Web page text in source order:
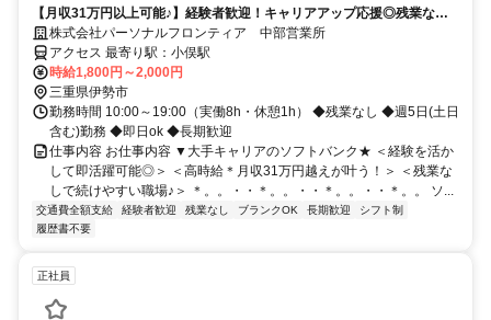
【月収31万円以上可能♪】経験者歓迎！キャリアアップ応援◎残業なし&
フルタイム！即日ok★
株式会社パーソナルフロンティア 中部営業所
アクセス 最寄り駅：小俣駅
時給1,800円～2,000円
三重県伊勢市
勤務時間 10:00～19:00（実働8h・休憩1h） ◆残業なし ◆週5日(土日
含む)勤務 ◆即日ok ◆長期歓迎
仕事内容 お仕事内容 ▼大手キャリアのソフトバンク★ ＜経験を活か
して即活躍可能◎＞ ＜高時給＊月収31万円越えが叶う！＞ ＜残業な
しで続けやすい職場♪＞ ＊。。・・＊。。・・＊。。・・＊。。 ソ...
交通費全額支給 経験者歓迎 残業なし ブランクOK 長期歓迎
シフト制
履歴書不要
正社員